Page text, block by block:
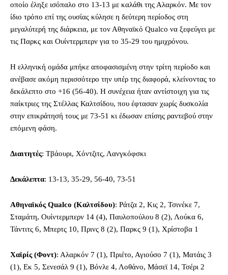
οποίο έληξε ισόπαλο στο 13-13 με καλάθι της Αλαρκόν. Με τον
ίδιο τρόπο επί της ουσίας κύλησε η δεύτερη περίοδος στη
μεγαλύτερή της διάρκεια, με τον Αθηναϊκό Qualco να ξεφεύγει με
τις Παρκς και Ουίντερμπερν για το 35-29 του ημιχρόνου.
Η ελληνική ομάδα μπήκε αποφασισμένη στην τρίτη περίοδο και
ανέβασε ακόμη περισσότερο την υπέρ της διαφορά, κλείνοντας το
δεκάλεπτο στο +16 (56-40). Η συνέχεια ήταν αντίστοιχη για τις
παίκτριες της Στέλλας Καλτσίδου, που έφτασαν χωρίς δυσκολία
στην επικράτησή τους με 73-51 κι έδωσαν επίσης ραντεβού στην
επόμενη φάση.
Διαιτητές: Τβάουρι, Χόντζιτς, Λανγκόφσκι
Δεκάλεπτα: 13-13, 35-29, 56-40, 73-51
Αθηναϊκός Qualco (Καλτσίδου): Ράτζα 2, Κις 2, Τσινέκε 7,
Σταμάτη, Ουίντερμπερν 14 (4), Παυλοπούλου 8 (2), Λούκα 6,
Τάντιτς 6, Μπερτς 10, Πρινς 8 (2), Παρκς 9 (1), Χρίστοβα 1
Χαϊρίς (Φοντ): Αλαρκόν 7 (1), Πριέτο, Αγιούσο 7 (1), Ματάις 3
(1), Εκ 5, Σενεσάλ 9 (1), Βόνλε 4, Λοθάνο, Μάσεϊ 14, Τσέρι 2